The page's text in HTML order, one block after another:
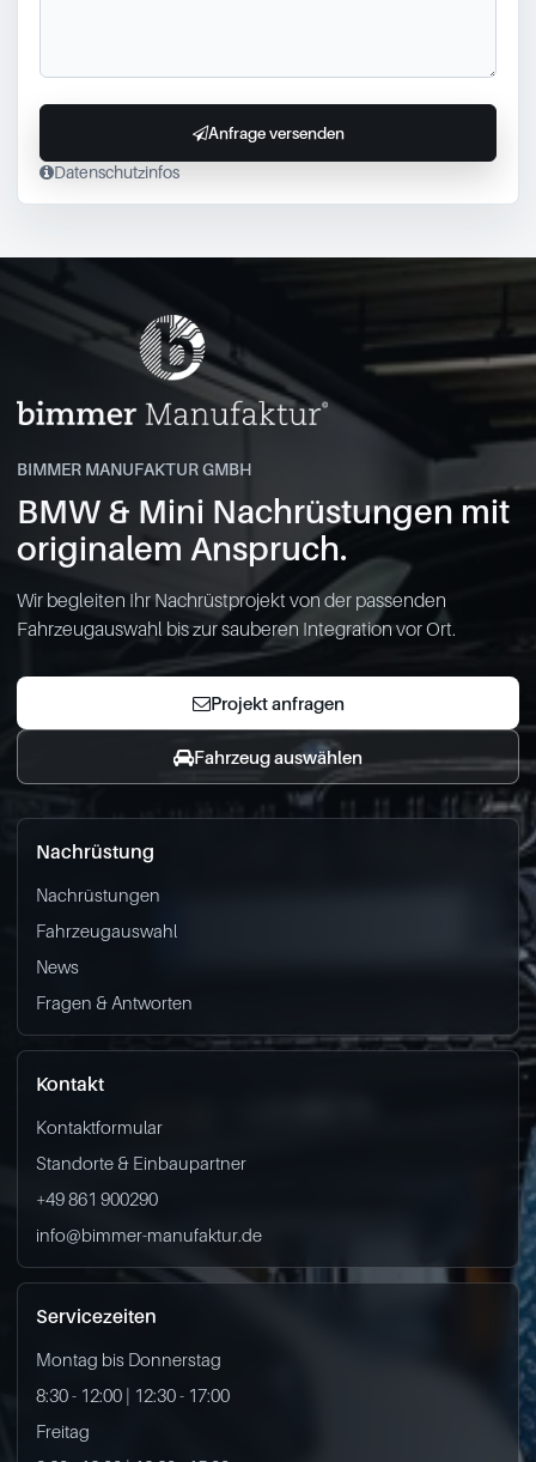
Datenschutzinfos
Anfrage versenden
BIMMER MANUFAKTUR GMBH
BMW & Mini Nachrüstungen mit
originalem Anspruch.
Wir begleiten Ihr Nachrüstprojekt von der passenden
Fahrzeugauswahl bis zur sauberen Integration vor Ort.
Projekt anfragen
Fahrzeug auswählen
Nachrüstung
Nachrüstungen
Fahrzeugauswahl
News
Fragen & Antworten
Kontakt
Kontaktformular
Standorte & Einbaupartner
+49 861 900290
info@bimmer-manufaktur.de
Servicezeiten
Montag bis Donnerstag
8:30 - 12:00 | 12:30 - 17:00
Freitag